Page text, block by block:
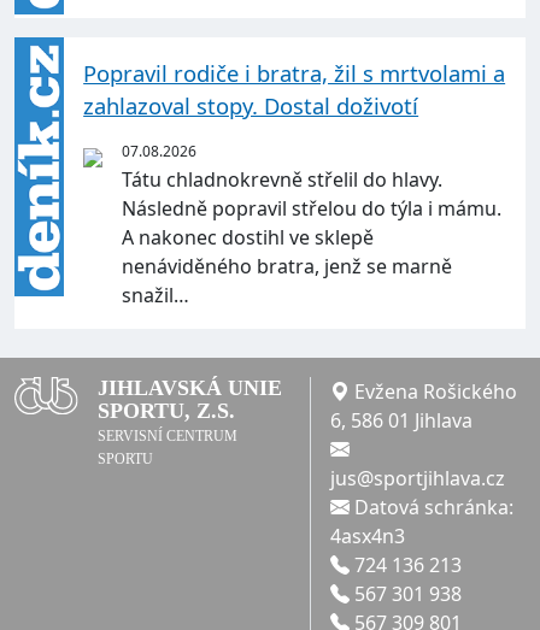
Popravil rodiče i bratra, žil s mrtvolami a
zahlazoval stopy. Dostal doživotí
07.08.2026
Tátu chladnokrevně střelil do hlavy.
Následně popravil střelou do týla i mámu.
A nakonec dostihl ve sklepě
nenáviděného bratra, jenž se marně
snažil…
JIHLAVSKÁ UNIE
SPORTU, Z.S.
SERVISNÍ CENTRUM
SPORTU
Evžena Rošického
6, 586 01 Jihlava
jus@sportjihlava.cz
Datová schránka:
4asx4n3
724 136 213
567 301 938
567 309 801